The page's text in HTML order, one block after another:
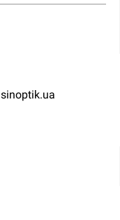
sinoptik.ua